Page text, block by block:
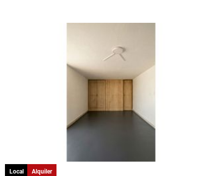
Local Alquiler